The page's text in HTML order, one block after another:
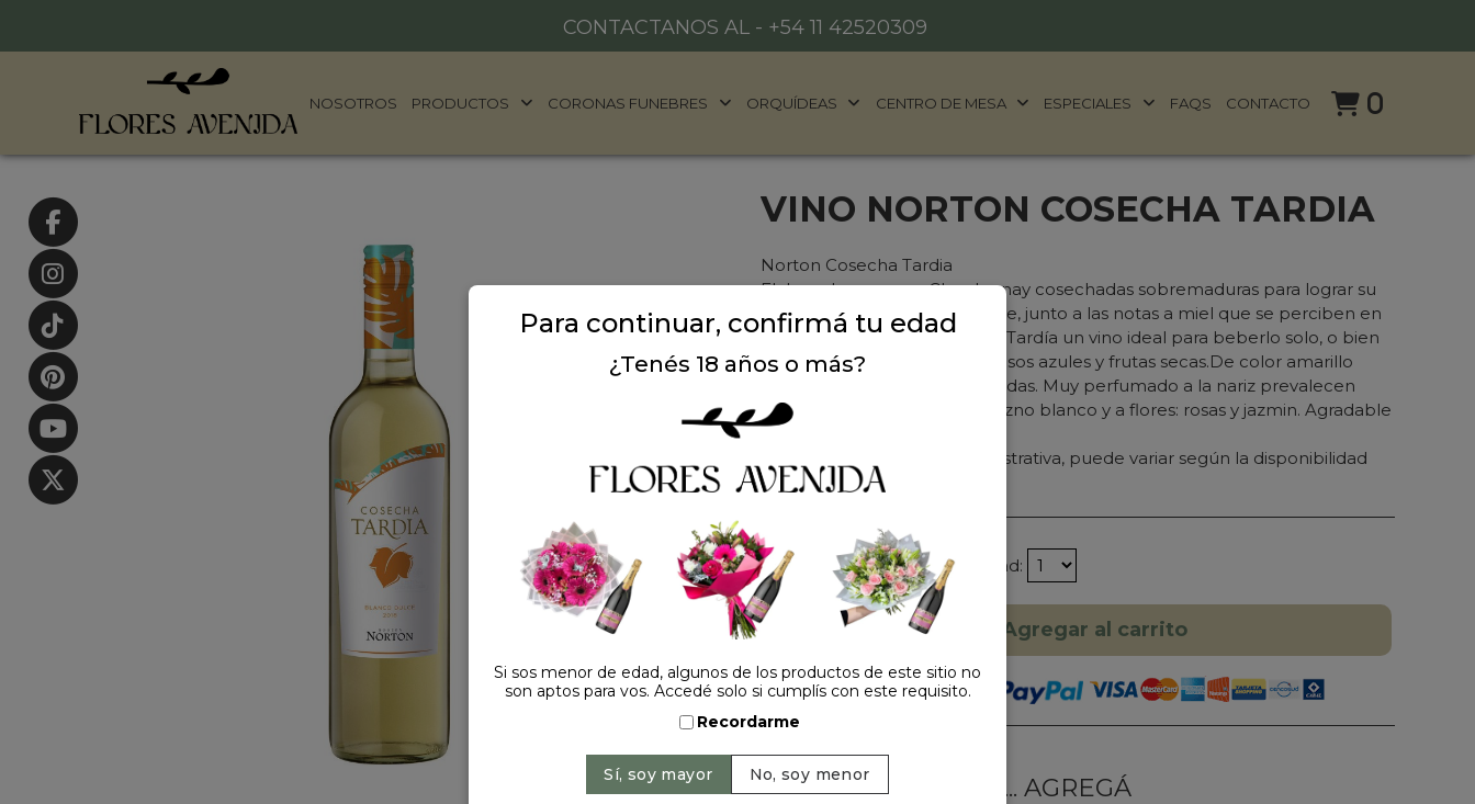
CONTACTANOS AL - +54 11 42520309
NOSOTROS PRODUCTOS CORONAS FUNEBRES ORQUÍDEAS CENTRO DE MESA ESPECIALES FAQS CONTACTO 0
VINO NORTON COSECHA TARDIA
Norton Cosecha Tardia
Elaborado con uvas Chardonnay cosechadas sobremaduras para lograr su
dulzura natural. Su sabor suave, junto a las notas a miel que se perciben en
su aroma, hacen de Cosecha Tardía un vino ideal para beberlo solo, o bien
para acompañar postres, quesos azules y frutas secas.De color amarillo
verdoso con tonalidades doradas. Muy perfumado a la nariz prevalecen
aromas a frutas como el durazno blanco y a flores: rosas y jazmin. Agradable
en boca bien equilibrado.
La imagen de la botella es ilustrativa, puede variar según la disponibilidad
existente.
Precio: $ 11.500-Cantidad:
Agregar al carrito
HACELO ESPECIAL... AGREGÁ
Para continuar, confirmá tu edad
¿Tenés 18 años o más?
Si sos menor de edad, algunos de los productos de este sitio no
son aptos para vos. Accedé solo si cumplís con este requisito.
Recordarme